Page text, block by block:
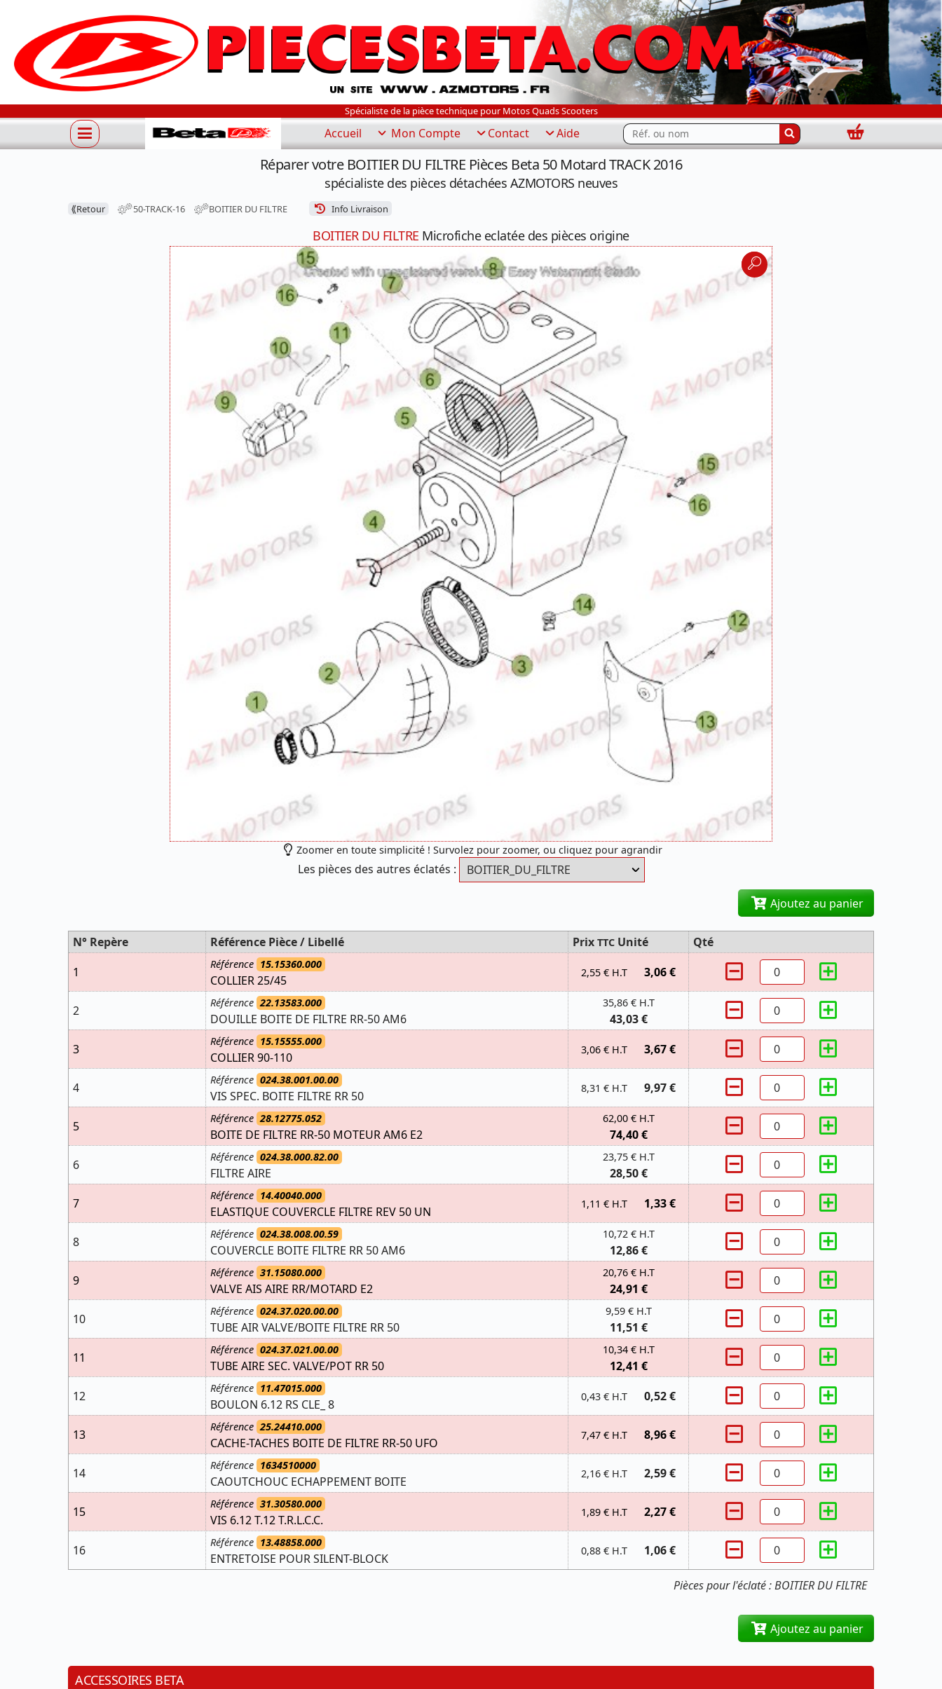
Spécialiste de la pièce technique pour Motos Quads Scooters
Accueil Mon Compte Contact Aide Rechercher...
Panier
Réparer votre BOITIER DU FILTRE Pièces Beta 50 Motard TRACK 2016
spécialiste des pièces détachées AZMOTORS neuves
⟪Retour 50-TRACK-16 BOITIER DU FILTRE Info Livraison
BOITIER DU FILTRE Microfiche eclatée des pièces origine
Zoomer en toute simplicité ! Survolez pour zoomer, ou cliquez pour agrandir
Les pièces des autres éclatés :
Ajoutez au panier
Pièces pour l'éclaté : BOITIER DU FILTRE
N° Repère Référence Pièce / Libellé Prix TTC Unité
Qté
1
Référence 15.15360.000
COLLIER 25/45
2,55 € H.T 3,06 €
2
Référence 22.13583.000
DOUILLE BOITE DE FILTRE RR-50 AM6
35,86 € H.T
43,03 €
3
Référence 15.15555.000
COLLIER 90-110
3,06 € H.T 3,67 €
4
Référence 024.38.001.00.00
VIS SPEC. BOITE FILTRE RR 50
8,31 € H.T 9,97 €
5
Référence 28.12775.052
BOITE DE FILTRE RR-50 MOTEUR AM6 E2
62,00 € H.T
74,40 €
6
Référence 024.38.000.82.00
FILTRE AIRE
23,75 € H.T
28,50 €
7
Référence 14.40040.000
ELASTIQUE COUVERCLE FILTRE REV 50 UN
1,11 € H.T 1,33 €
8
Référence 024.38.008.00.59
COUVERCLE BOITE FILTRE RR 50 AM6
10,72 € H.T
12,86 €
9
Référence 31.15080.000
VALVE AIS AIRE RR/MOTARD E2
20,76 € H.T
24,91 €
10
Référence 024.37.020.00.00
TUBE AIR VALVE/BOITE FILTRE RR 50
9,59 € H.T
11,51 €
11
Référence 024.37.021.00.00
TUBE AIRE SEC. VALVE/POT RR 50
10,34 € H.T
12,41 €
12
Référence 11.47015.000
BOULON 6.12 RS CLE_ 8
0,43 € H.T 0,52 €
13
Référence 25.24410.000
CACHE-TACHES BOITE DE FILTRE RR-50 UFO
7,47 € H.T 8,96 €
14
Référence 1634510000
CAOUTCHOUC ECHAPPEMENT BOITE
2,16 € H.T 2,59 €
15
Référence 31.30580.000
VIS 6.12 T.12 T.R.L.C.C.
1,89 € H.T 2,27 €
16
Référence 13.48858.000
ENTRETOISE POUR SILENT-BLOCK
0,88 € H.T 1,06 €
Ajoutez au panier
ACCESSOIRES BETA